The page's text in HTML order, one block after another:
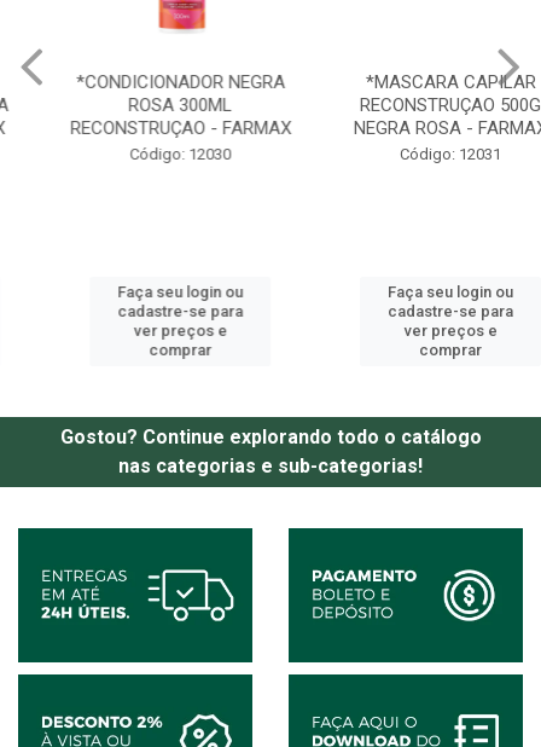
*CONDICIONADOR NEGRA
ROSA 300ML
RECONSTRUÇAO - FARMAX
Faça seu login ou
cadastre-se para
ver preços e
*MASCARA CAPILAR
RECONSTRUÇAO 500G
NEGRA ROSA - FARMAX
Faça seu login ou
cadastre-se para
ver preços e
Gostou? Continue explorando todo o catálogo
nas categorias e sub-categorias!